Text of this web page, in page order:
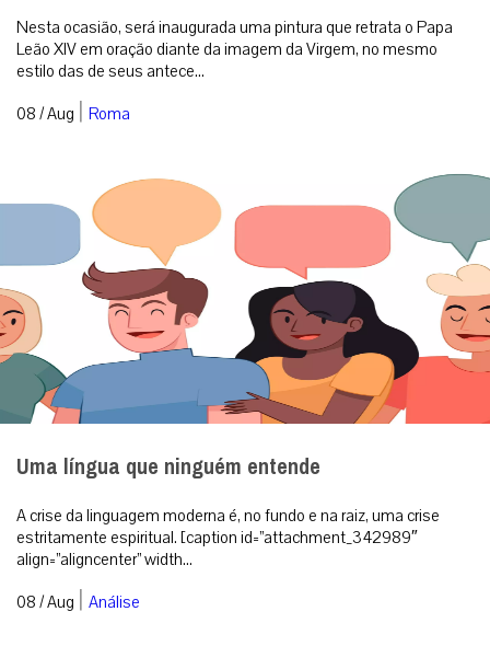
Nesta ocasião, será inaugurada uma pintura que retrata o Papa
Leão XIV em oração diante da imagem da Virgem, no mesmo
estilo das de seus antece...
08 / Aug | Roma
Uma língua que ninguém entende
A crise da linguagem moderna é, no fundo e na raiz, uma crise
estritamente espiritual. [caption id=”attachment_342989″
align=”aligncenter” width...
08 / Aug | Análise